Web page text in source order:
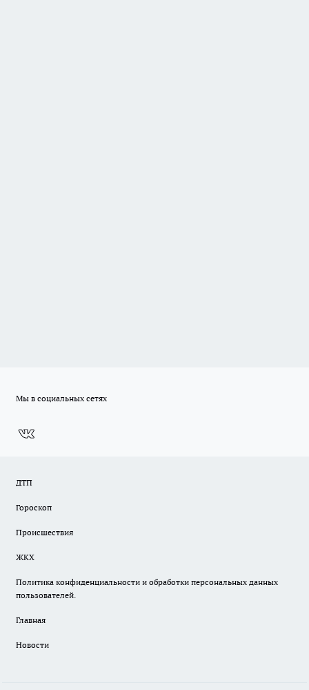
Мы в социальных сетях
ДТП
Гороскоп
Происшествия
ЖКХ
Политика конфиденциальности и обработки персональных данных
пользователей.
Главная
Новости